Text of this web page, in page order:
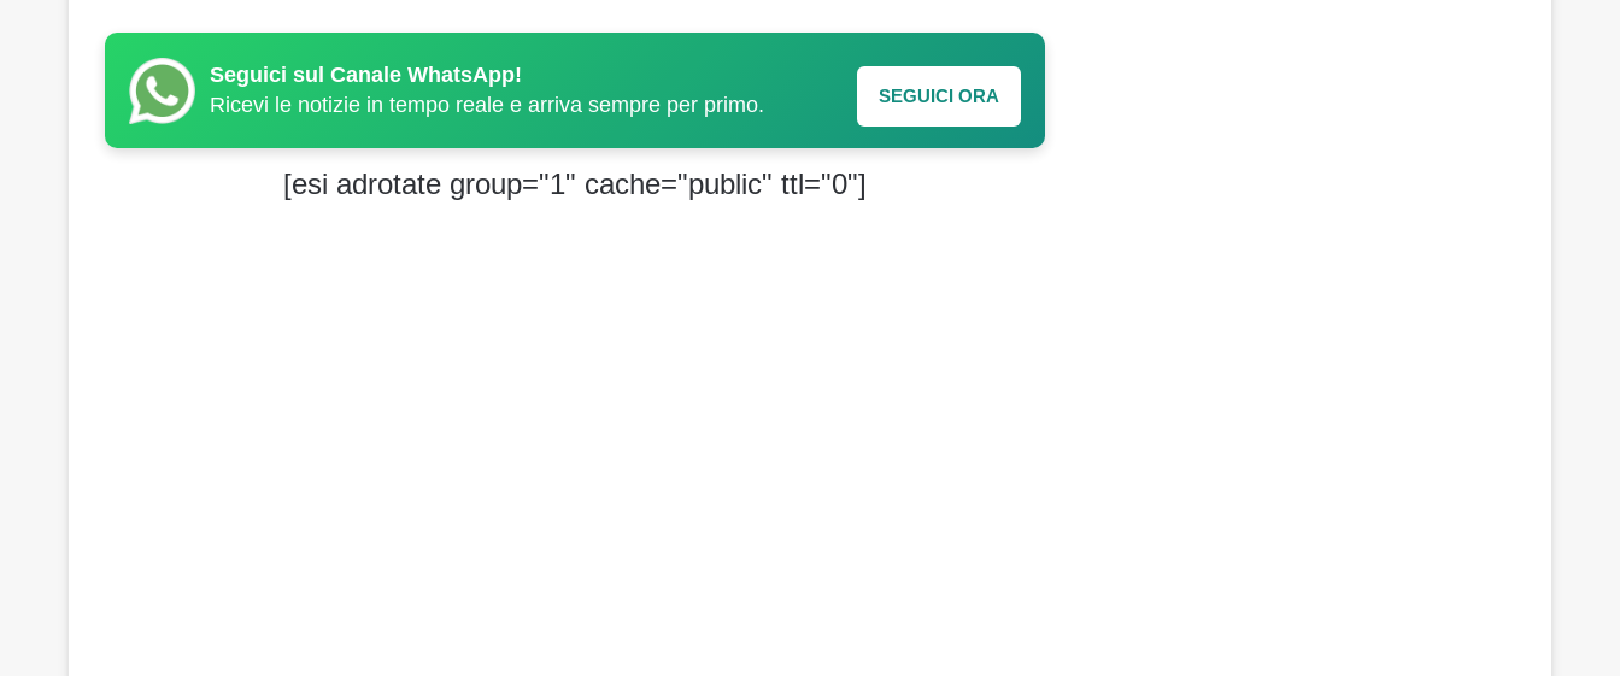
Seguici sul Canale WhatsApp!
Ricevi le notizie in tempo reale e arriva sempre per primo.
SEGUICI ORA
[esi adrotate group="1" cache="public" ttl="0"]